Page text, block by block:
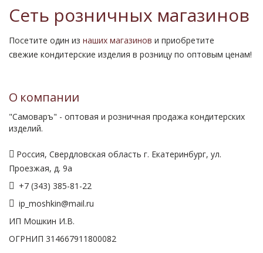
Сеть розничных магазинов
Посетите один из наших магазинов и приобретите
свежие кондитерские изделия в розницу по оптовым ценам!
О компании
"Самоваръ" - оптовая и розничная продажа кондитерских
изделий.
Россия, Свердловская область г. Екатеринбург, ул.
Проезжая, д. 9а
+7 (343) 385-81-22
ip_moshkin@mail.ru
ИП Мошкин И.В.
ОГРНИП 314667911800082